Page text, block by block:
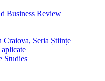
Business Review
Seria Științe
Studies